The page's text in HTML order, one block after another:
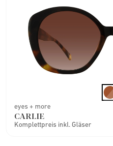
eyes + more
CARLIE
Komplettpreis inkl. Gläser